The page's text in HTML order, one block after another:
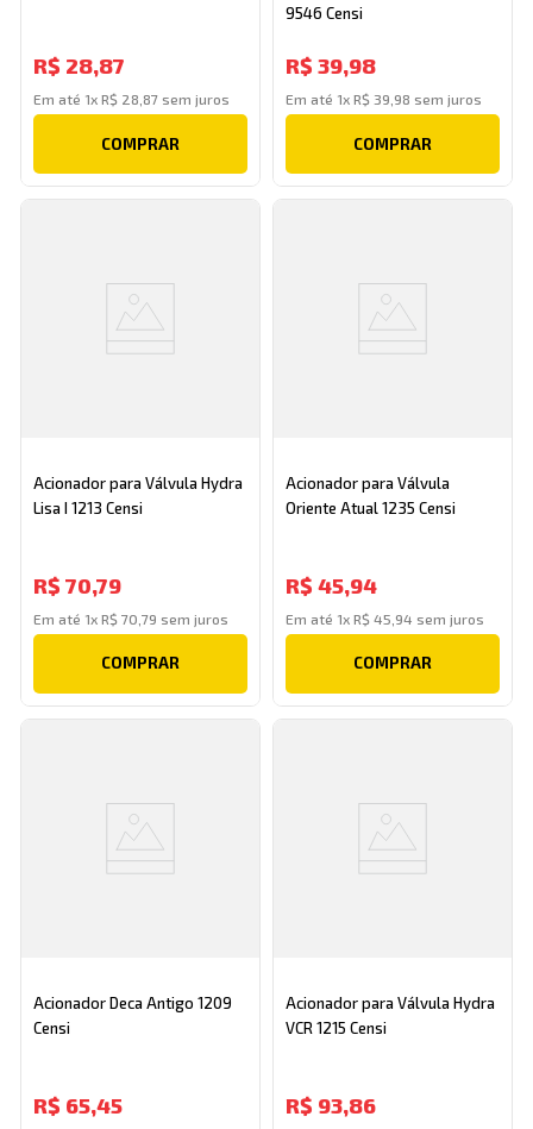
R$ 28,87
Em até 1xR$ 28 87 sem juros
COMPRAR
9546 Censi
R$ 39,98
Em até 1x R$ 39 98 sem juros
COMPRAR
Acionador para Válvula Hydra
Lisa I 1213 Censi
R$ 70,79
Em até 1xR$ 70 ,79 sem juros
COMPRAR
Acionador para Válvula
Oriente Atual 1235 Censi
R$ 45,94
Em até 1x R$ 45 94 sem juros
COMPRAR
Acionador Deca Antigo 1209
Censi
R$ 65,45
Acionador para Válvula Hydra
VCR 1215 Censi
R$ 93,86